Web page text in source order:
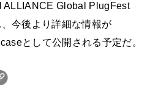
ALLIANCE Global PlugFest
今後より詳細な情報が
として公開される予定だ。